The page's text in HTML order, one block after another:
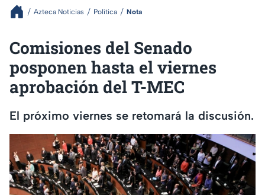
Azteca Noticias Política Nota
Comisiones del Senado
posponen hasta el viernes
aprobación del T-MEC
El próximo viernes se retomará la discusión.